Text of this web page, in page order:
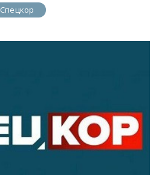
Спецкор